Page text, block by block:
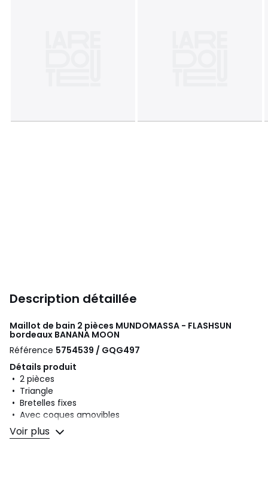
Description détaillée
Maillot de bain 2 pièces MUNDOMASSA - FLASHSUN
bordeaux BANANA MOON
Référence 5754539 / GQG497
Détails produit
• 2 pièces
• Triangle
• Bretelles fixes
• Avec coques amovibles
• Sans armatures
• Slip, culotte
Voir plus